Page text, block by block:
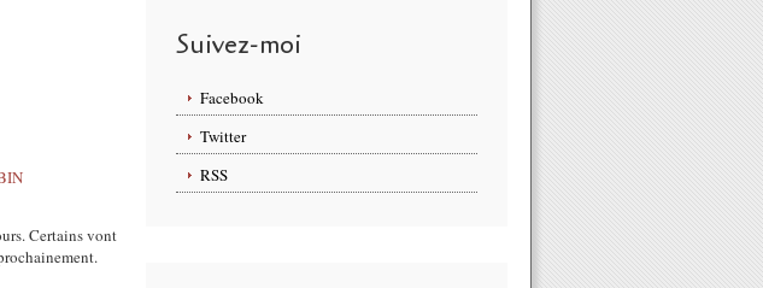
Certains vont
Suivez-moi
Facebook
Twitter
RSS